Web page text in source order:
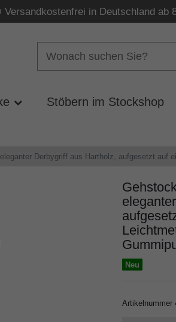
Versandkostenfrei in Deutschland ab
Stöbern im Stockshop
Derbygriff aus Hartholz, aufgesetzt auf
Neu
Artikelnummer